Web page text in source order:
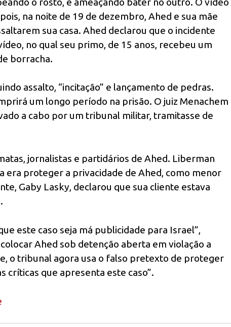
na noite de 19 de dezembro, Ahed e sua mãe
sua casa. Ahed declarou que o incidente
no qual seu primo, de 15 anos, recebeu um
borracha.
assalto, “incitação” e lançamento de pedras.
um longo período na prisão. O juiz Menachem
a cabo por um tribunal militar, tramitasse de
jornalistas e partidários de Ahed. Liberman
era proteger a privacidade de Ahed, como menor
Gaby Lasky, declarou que sua cliente estava
este caso seja má publicidade para Israel”,
Ahed sob detenção aberta em violação a
o tribunal agora usa o falso pretexto de proteger
críticas que apresenta este caso”.